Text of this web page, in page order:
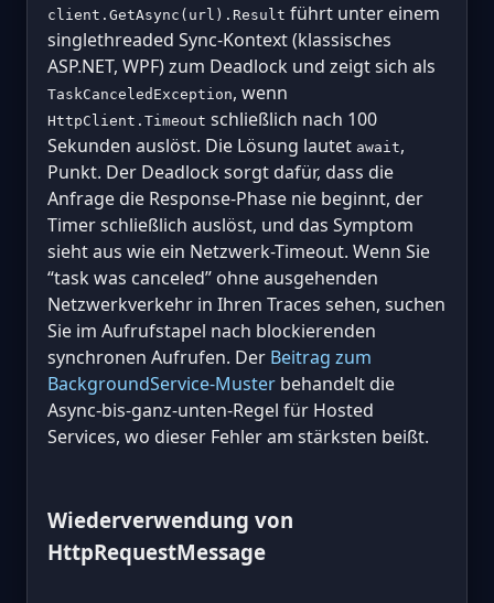
client.GetAsync(url).Result führt unter einem
singlethreaded Sync-Kontext (klassisches
ASP.NET, WPF) zum Deadlock und zeigt sich als
TaskCanceledException, wenn
HttpClient.Timeout schließlich nach 100
Sekunden auslöst. Die Lösung lautet await,
Punkt. Der Deadlock sorgt dafür, dass die
Anfrage die Response-Phase nie beginnt, der
Timer schließlich auslöst, und das Symptom
sieht aus wie ein Netzwerk-Timeout. Wenn Sie
“task was canceled” ohne ausgehenden
Netzwerkverkehr in Ihren Traces sehen, suchen
Sie im Aufrufstapel nach blockierenden
synchronen Aufrufen. Der Beitrag zum
BackgroundService-Muster behandelt die
Async-bis-ganz-unten-Regel für Hosted
Services, wo dieser Fehler am stärksten beißt.
Wiederverwendung von
HttpRequestMessage